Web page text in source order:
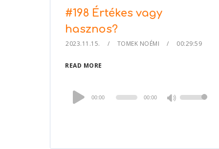
#198 Értékes vagy
hasznos?
2023.11.15. TOMEK NOÉMI 00:29:59
READ MORE
Audio
Player
00:00 00:00
Use